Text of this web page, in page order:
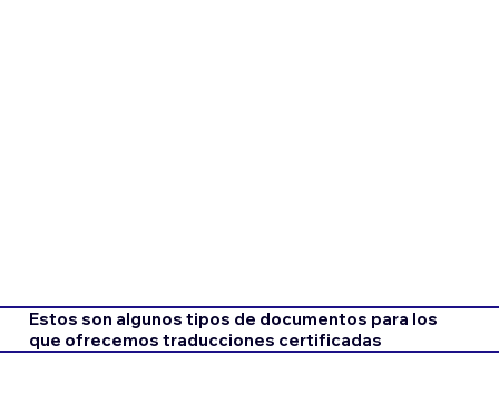
Estos son algunos tipos de documentos para los
que ofrecemos traducciones certificadas